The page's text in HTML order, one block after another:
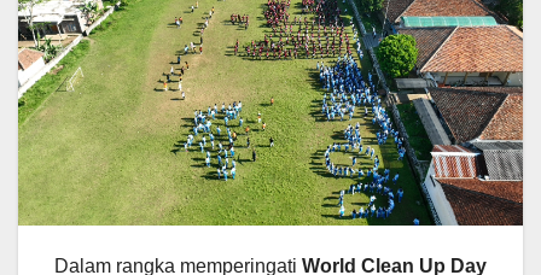
Dalam rangka memperingati World Clean Up Day